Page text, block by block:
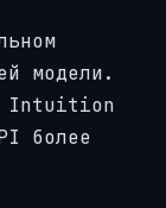
модели.
Intuition
более